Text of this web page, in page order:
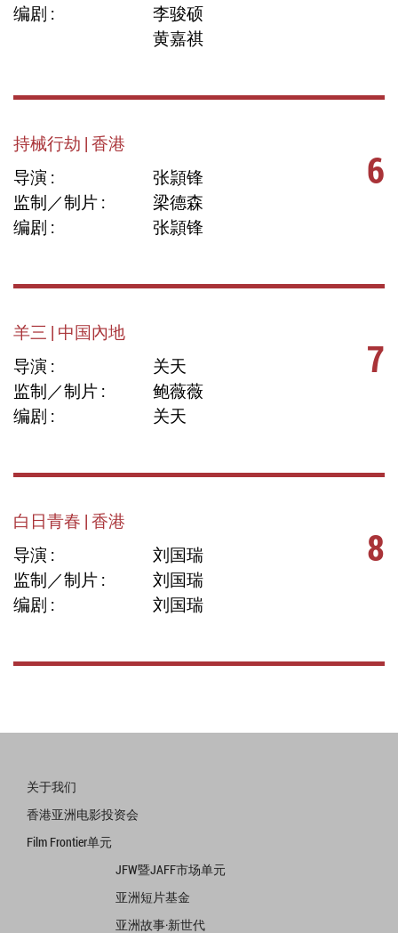
编剧 :
李骏硕
黄嘉祺
持械行劫 | 香港
导演 :
张頴锋
监制／制片 :
梁德森
编剧 :
张頴锋
6
羊三 | 中国內地
导演 :
关天
监制／制片 :
鲍薇薇
编剧 :
关天
7
白日青春 | 香港
导演 :
刘国瑞
监制／制片 :
刘国瑞
编剧 :
刘国瑞
8
关于我们
香港亚洲电影投资会
Film Frontier单元
JFW暨JAFF市场单元
亚洲短片基金
亚洲故事·新世代